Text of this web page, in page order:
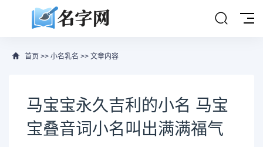
首页 >> 小名乳名 >> 文章内容
马宝宝永久吉利的小名 马宝
宝叠音词小名叫出满满福气